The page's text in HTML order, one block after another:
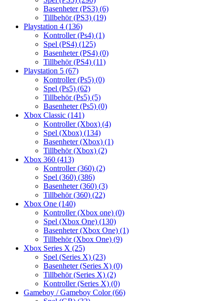
Basenheter (PS3) (6)
Tillbehör (PS3) (19)
Playstation 4 (136)
Kontroller (Ps4) (1)
Spel (PS4) (125)
Basenheter (PS4) (0)
Tillbehör (PS4) (11)
Playstation 5 (67)
Kontroller (Ps5) (0)
Spel (Ps5) (62)
Tillbehör (Ps5) (5)
Basenheter (Ps5) (0)
Xbox Classic (141)
Kontroller (Xbox) (4)
Spel (Xbox) (134)
Basenheter (Xbox) (1)
Tillbehör (Xbox) (2)
Xbox 360 (413)
Kontroller (360) (2)
Spel (360) (386)
Basenheter (360) (3)
Tillbehör (360) (22)
Xbox One (140)
Kontroller (Xbox one) (0)
Spel (Xbox One) (130)
Basenheter (Xbox One) (1)
Tillbehör (Xbox One) (9)
Xbox Series X (25)
Spel (Series X) (23)
Basenheter (Series X) (0)
Tillbehör (Series X) (2)
Kontroller (Series X) (0)
Gameboy / Gameboy Color(66)